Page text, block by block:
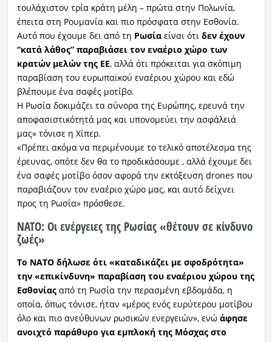
τουλάχιστον τρία κράτη μέλη – πρώτα στην Πολωνία,
έπειτα στη Ρουμανία και πιο πρόσφατα στην Εσθονία.
Αυτό που έχουμε δει από τη Ρωσίαείναι ότιδεν έχουν
“κατά λάθος” παραβιάσει τον εναέριο χώρο των
κρατών μελών της ΕΕ, αλλά ότι πρόκειται για σκόπιμη
παραβίαση του ευρωπαϊκού εναέριου χώρου και εδώ
βλέπουμε ένα σαφές μοτίβο.
Η Ρωσία δοκιμάζει τα σύνορα της Ευρώπης, ερευνά την
αποφασιστικότητά μας και υπονομεύει την ασφάλειά
μας» τόνισε η Χίπερ.
«Πρέπει ακόμα να περιμένουμε το τελικό αποτέλεσμα της
έρευνας, οπότε δεν θα το προδικάσουμε , αλλά έχουμε δει
ένα σαφές μοτίβο όσον αφορά την εκτόξευση drones που
παραβιάζουν τον εναέριο χώρο μας, και αυτό δείχνει
προς τη Ρωσία» πρόσθεσε.
ΝΑΤΟ: Οι ενέργειες της Ρωσίας «θέτουν σε κίνδυνο
ζωές»
Το ΝΑΤΟ δήλωσε ότι «καταδικάζει με σφοδρότητα»
την «επικίνδυνη» παραβίαση του εναέριου χώρου της
Εσθονίαςαπό τη Ρωσία την περασμένη εβδομάδα, η
οποία, όπως τόνισε, ήταν «μέρος ενός ευρύτερου μοτίβου
όλο και πιο ανεύθυνων ρωσικών ενεργειών», ενώ άφησε
ανοιχτό παράθυρο για εμπλοκή της Μόσχας στο